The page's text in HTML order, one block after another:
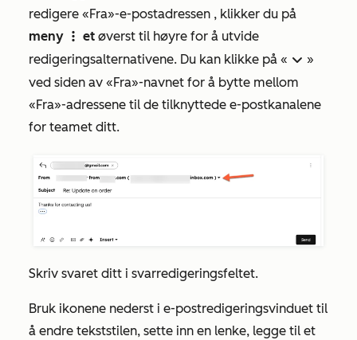
redigere «Fra»-e-postadressen , klikker du på
meny
verticalMenu et øverst til høyre for å utvide
redigeringsalternativene. Du kan klikke på « down »
ved siden av «Fra»-navnet for å bytte mellom
«Fra»-adressene til de tilknyttede e-postkanalene
for teamet ditt.
Skriv svaret ditt i svarredigeringsfeltet.
Bruk ikonene nederst i e-postredigeringsvinduet til
å endre tekststilen, sette inn en lenke, legge til et